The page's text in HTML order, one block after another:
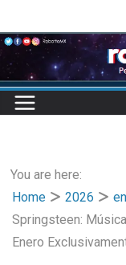
to
content
You are here:
Home
2026
Springsteen:
Enero